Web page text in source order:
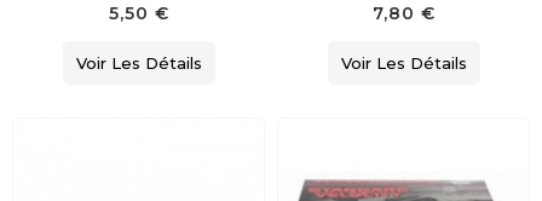
5,50 €
Voir Les Détails
7,80 €
Voir Les Détails